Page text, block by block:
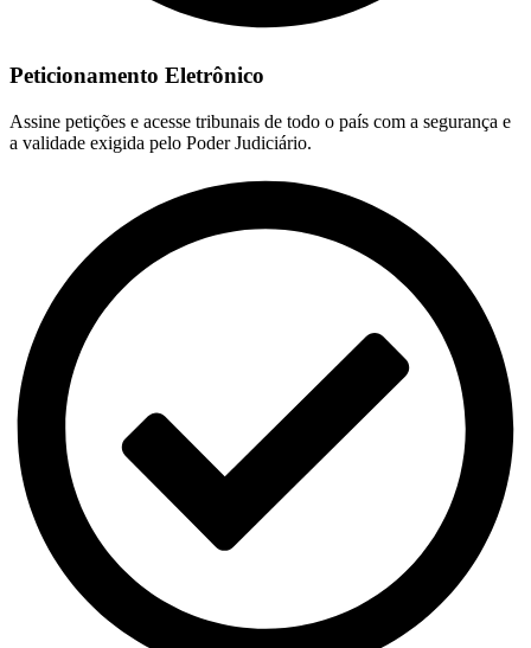
Peticionamento Eletrônico
Assine petições e acesse tribunais de todo o país com a segurança e
a validade exigida pelo Poder Judiciário.